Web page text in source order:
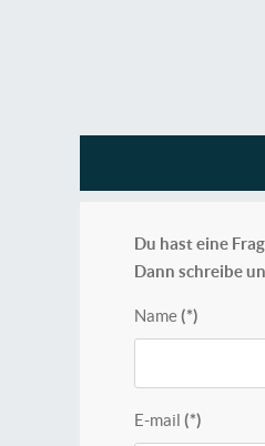
Du hast eine
Dann schreibe
Name(*)
E-mail (*)